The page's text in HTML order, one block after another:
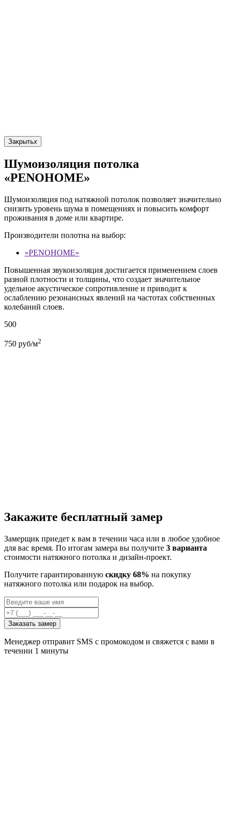
Закрытьx
Шумоизоляция потолка
«PENOHOME»
Шумоизоляция под натяжной потолок позволяет значительно
снизить уровень шума в помещениях и повысить комфорт
проживания в доме или квартире.
Производители полотна на выбор:
«PENOHOME»
Повышенная звукоизоляция достигается применением слоев
разной плотности и толщины, что создает значительное
удельное акустическое сопротивление и приводит к
ослаблению резонансных явлений на частотах собственных
колебаний слоев.
500
750 руб/м2
Закажите бесплатный замер
Замерщик приедет к вам в течении часа или в любое удобное
для вас время. По итогам замера вы получите 3 варианта
стоимости натяжного потолка и дизайн-проект.
Получите гарантированную скидку 68% на покупку
натяжного потолка или подарок на выбор.
Заказать замер
Менеджер отправит SMS с промокодом и свяжется с вами в
течении 1 минуты